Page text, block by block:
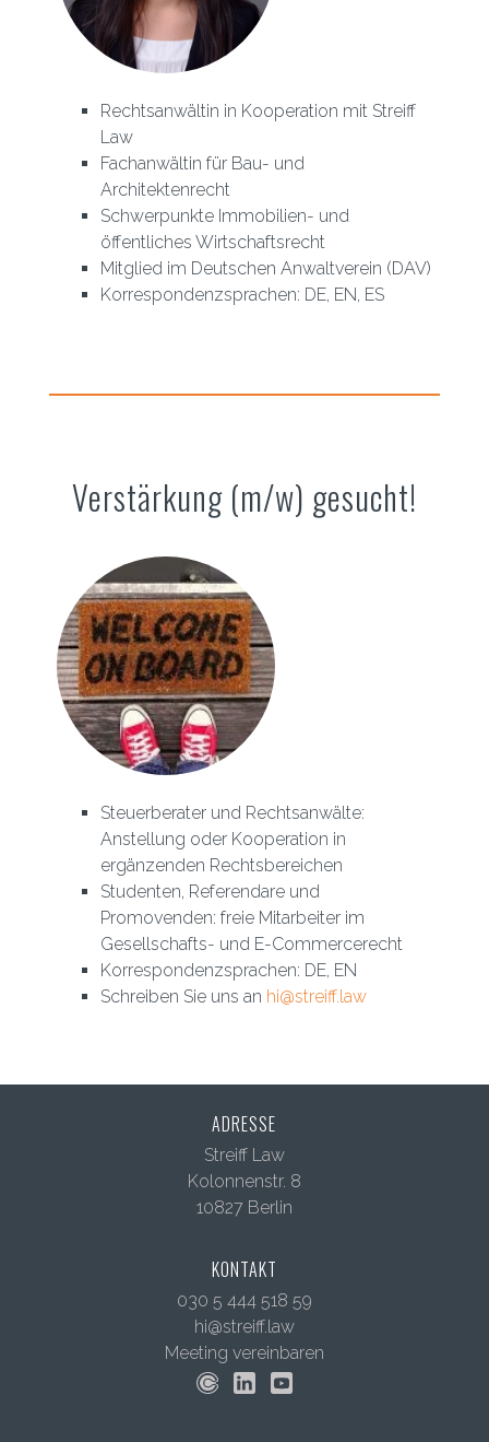
Rechtsanwältin in Kooperation mit Streiff
Law
Fachanwältin für Bau- und
Architektenrecht
Schwerpunkte Immobilien- und
öffentliches Wirtschaftsrecht
Mitglied im Deutschen Anwaltverein (DAV)
Korrespondenzsprachen: DE, EN, ES
Verstärkung (m/w) gesucht!
Steuerberater und Rechtsanwälte:
Anstellung oder Kooperation in
ergänzenden Rechtsbereichen
Studenten, Referendare und
Promovenden: freie Mitarbeiter im
Gesellschafts- und E-Commercerecht
Korrespondenzsprachen: DE, EN
Schreiben Sie uns an hi@streiff.law
ADRESSE
Streiff Law
Kolonnenstr. 8
10827 Berlin
KONTAKT
030 5 444 518 59
hi@streiff.law
Meeting vereinbaren